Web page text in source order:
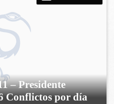
– Presidente
Conflictos por día